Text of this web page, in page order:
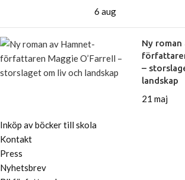
6 aug
Ny roman
–
landskap
21 maj
Inköp av böcker till skola
Kontakt
Press
Nyhetsbrev